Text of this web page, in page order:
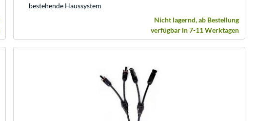
bestehende Haussystem
Nicht lagernd, ab Bestellung
verfügbar in 7-11 Werktagen